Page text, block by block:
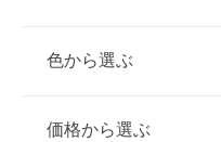
色から選ぶ
赤
価格から選ぶ